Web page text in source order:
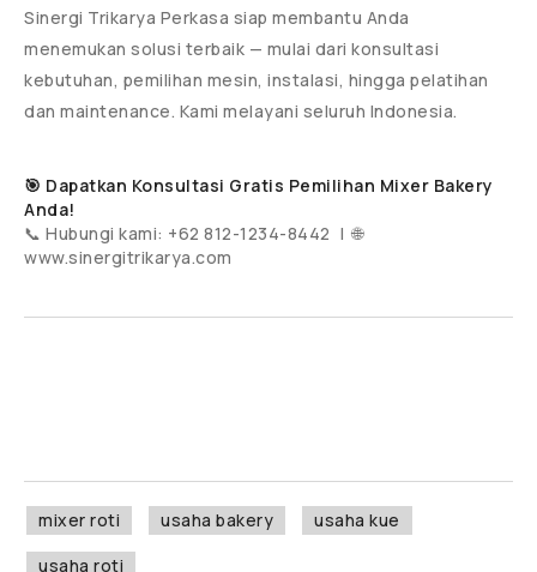
Sinergi Trikarya Perkasa siap membantu Anda
menemukan solusi terbaik — mulai dari konsultasi
kebutuhan, pemilihan mesin, instalasi, hingga pelatihan
dan maintenance. Kami melayani seluruh Indonesia.
🎯 Dapatkan Konsultasi Gratis Pemilihan Mixer Bakery
Anda!
📞 Hubungi kami: +62 812-1234-8442 | 🌐
www.sinergitrikarya.com
mixer roti usaha bakery
usaha kue
usaha roti